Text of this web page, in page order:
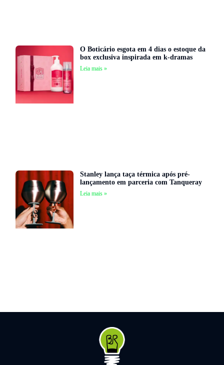
O Boticário esgota em 4 dias o estoque da
box exclusiva inspirada em k-dramas
Leia mais »
Stanley lança taça térmica após pré-
lançamento em parceria com Tanqueray
Leia mais »